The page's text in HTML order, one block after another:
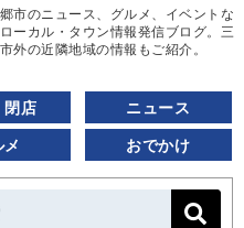
市のニュース、グルメ、イベントな
ーカル・タウン情報発信ブログ。三
外の近隣地域の情報もご紹介。
閉店 ニュース
メ おでかけ